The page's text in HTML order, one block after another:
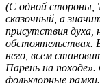
(С одной стороны,
сказочный, а
присутствия духа,
обстоятельствах.
него, всем
Парень на
фольклорные